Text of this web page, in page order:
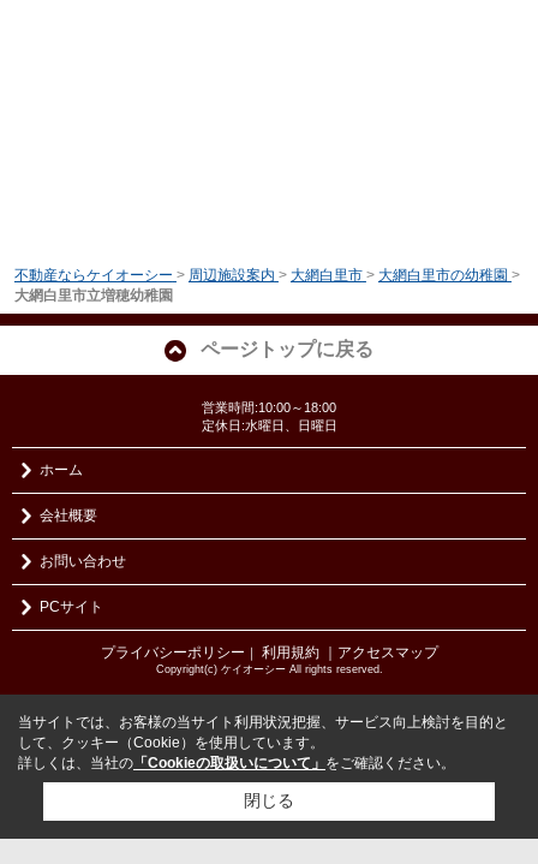
不動産ならケイオーシー > 周辺施設案内 > 大網白里市 > 大網白里市の幼稚園 >
大網白里市立増穂幼稚園
ページトップに戻る
営業時間:10:00～18:00
定休日:水曜日、日曜日
ホーム
会社概要
お問い合わせ
PCサイト
プライバシーポリシー ｜ 利用規約 ｜アクセスマップ
Copyright(c) ケイオーシー All rights reserved.
当サイトでは、お客様の当サイト利用状況把握、サービス向上検討を目的と
して、クッキー（Cookie）を使用しています。
詳しくは、当社の 「Cookieの取扱いについて」 をご確認ください。
閉じる